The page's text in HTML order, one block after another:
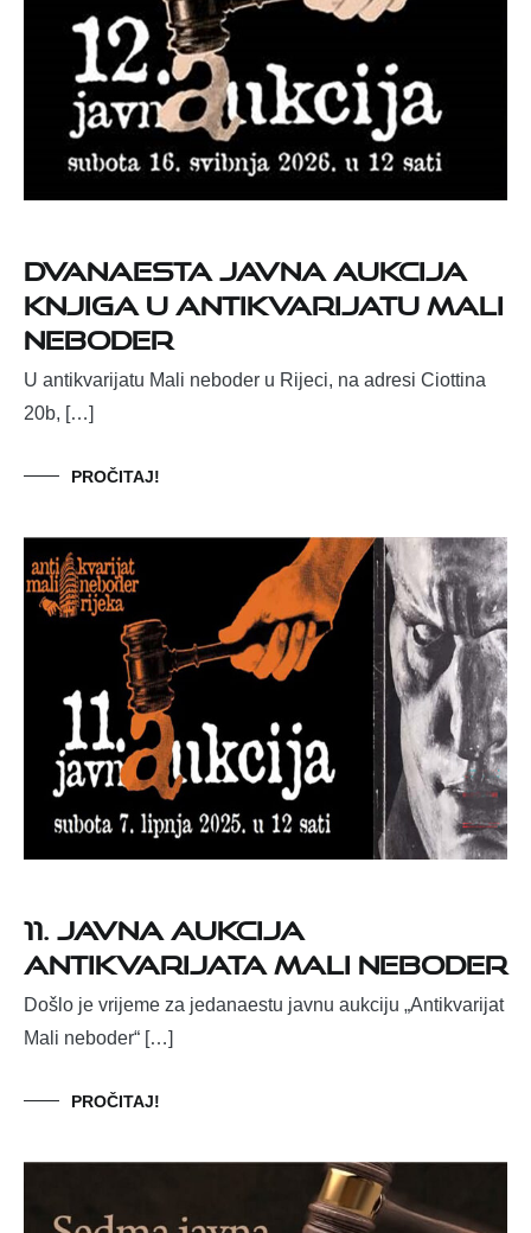
Dvanaesta javna aukcija
knjiga u antikvarijatu Mali
neboder
U antikvarijatu Mali neboder u Rijeci, na adresi Ciottina
20b, […]
PROČITAJ!
11. JAVNA AUKCIJA
ANTIKVARIJATA MALI NEBODER
Došlo je vrijeme za jedanaestu javnu aukciju „Antikvarijat
Mali neboder“ […]
PROČITAJ!